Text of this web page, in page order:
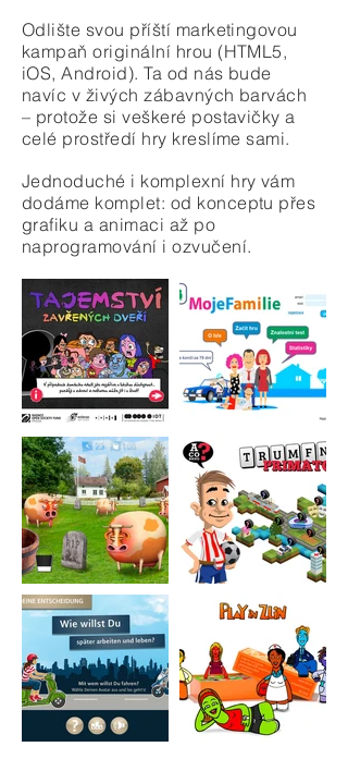
Odlište svou příští marketingovou
kampaň originální hrou (HTML5,
iOS, Android). Ta od nás bude
navíc v živých zábavných barvách
– protože si veškeré postavičky a
celé prostředí hry kreslíme sami.
Jednoduché i komplexní hry vám
dodáme komplet: od konceptu přes
grafiku a animaci až po
naprogramování i ozvučení.